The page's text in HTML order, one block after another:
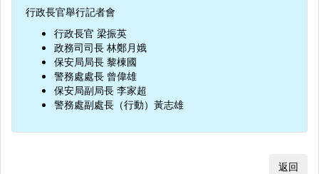
行政長官舉行記者會
行政長官 梁振英
政務司司長 林鄭月娥
保安局局長 黎棟國
警務處處長 曾偉雄
保安局副局長 李家超
警務處副處長（行動）黃志雄
返回